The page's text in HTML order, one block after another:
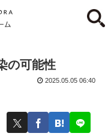
の可能性
2025.05.05 06:40